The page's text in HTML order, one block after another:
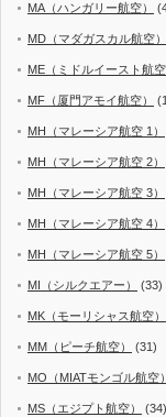
MA（ハンガリー航空）
MD（マダガスカル航空）
ME（ミドルイースト航空
MF（厦門アモイ航空）
MH（マレーシア航空 1）
MH（マレーシア航空 2）
MH（マレーシア航空 3）
MH（マレーシア航空 4）
MH（マレーシア航空 5）
MI（シルクエアー） (33)
MK（モーリシャス航空）
MM（ピーチ航空） (31)
MO（MIATモンゴル航空）
MS（エジプト航空） (34)